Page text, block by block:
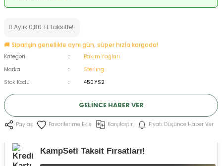
Aylık 0,80 TL taksitle!!
🚚 Siparişin genellikle aynı gün, süper hızla kargoda!
Kategori
Bakım Yağları
Marka
Sterling
Stok Kodu
450.YS2
GELINCE HABER VER
Paylaş Karşılaştır Fiyatı Düşünce Haber Ver
KampSeti Taksit Fırsatları!